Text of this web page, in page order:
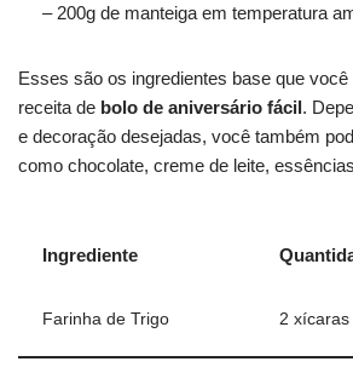
– 200g de manteiga em temperatura
Esses são os ingredientes base que
receita de bolo de aniversário fácil.
e decoração desejadas, você também
como chocolate, creme de leite,
Ingrediente
Farinha de Trigo 2 xícaras